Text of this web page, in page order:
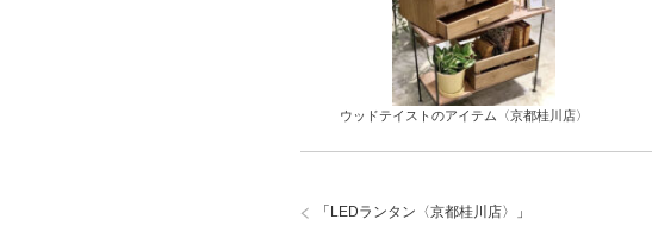
ウッドテイストのアイテム〈京都桂川店〉
「 LEDランタン〈京都桂川店〉 」